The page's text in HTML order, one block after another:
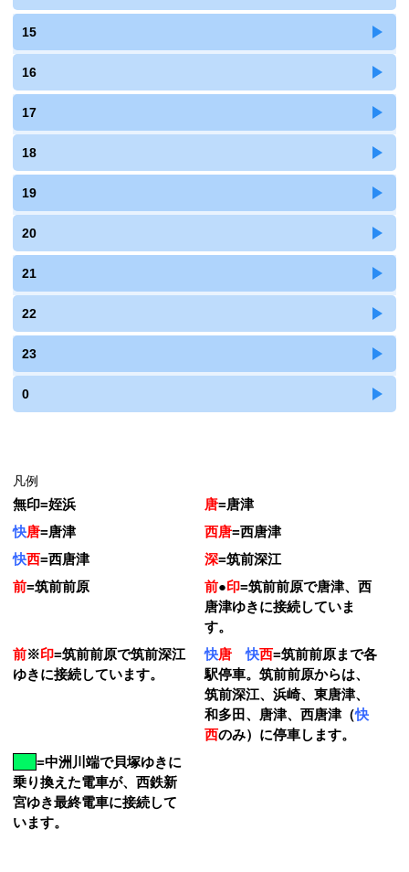
15
16
17
18
19
20
21
22
23
0
凡例
無印=姪浜 唐=唐津
快唐=唐津 西唐=西唐津
快西=西唐津 深=筑前深江
前=筑前前原 前●印=筑前前原で唐津、西
唐津ゆきに接続していま
す。
前※印=筑前前原で筑前深江
ゆきに接続しています。
快唐 快西=筑前前原まで各
駅停車。筑前前原からは、
筑前深江、浜崎、東唐津、
和多田、唐津、西唐津（快
西のみ）に停車します。
=中洲川端で貝塚ゆきに
乗り換えた電車が、西鉄新
宮ゆき最終電車に接続して
います。